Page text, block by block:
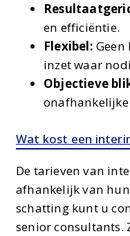
en efficiëntie.
Flexibel:
inzet waar
Objectieve
Wat kost een
De tarieven van
afhankelijk van hun
schatting kunt u
senior consultants.